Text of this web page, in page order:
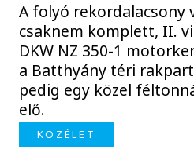
A folyó rekordalacsony
csaknem komplett, II.
DKW NZ 350-1
a Batthyány téri
pedig egy közel
elő.
KÖZÉLET